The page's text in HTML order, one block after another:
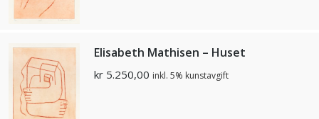
Elisabeth Mathisen – Huset
kr 5.250,00 inkl. 5% kunstavgift